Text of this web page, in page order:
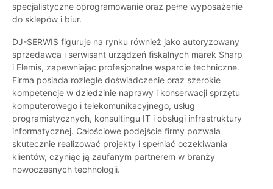
specjalistyczne oprogramowanie oraz pełne wyposażenie
do sklepów i biur.
DJ-SERWIS figuruje na rynku również jako autoryzowany
sprzedawca i serwisant urządzeń fiskalnych marek Sharp
i Elemis, zapewniając profesjonalne wsparcie techniczne.
Firma posiada rozległe doświadczenie oraz szerokie
kompetencje w dziedzinie naprawy i konserwacji sprzętu
komputerowego i telekomunikacyjnego, usług
programistycznych, konsultingu IT i obsługi infrastruktury
informatycznej. Całościowe podejście firmy pozwala
skutecznie realizować projekty i spełniać oczekiwania
klientów, czyniąc ją zaufanym partnerem w branży
nowoczesnych technologii.